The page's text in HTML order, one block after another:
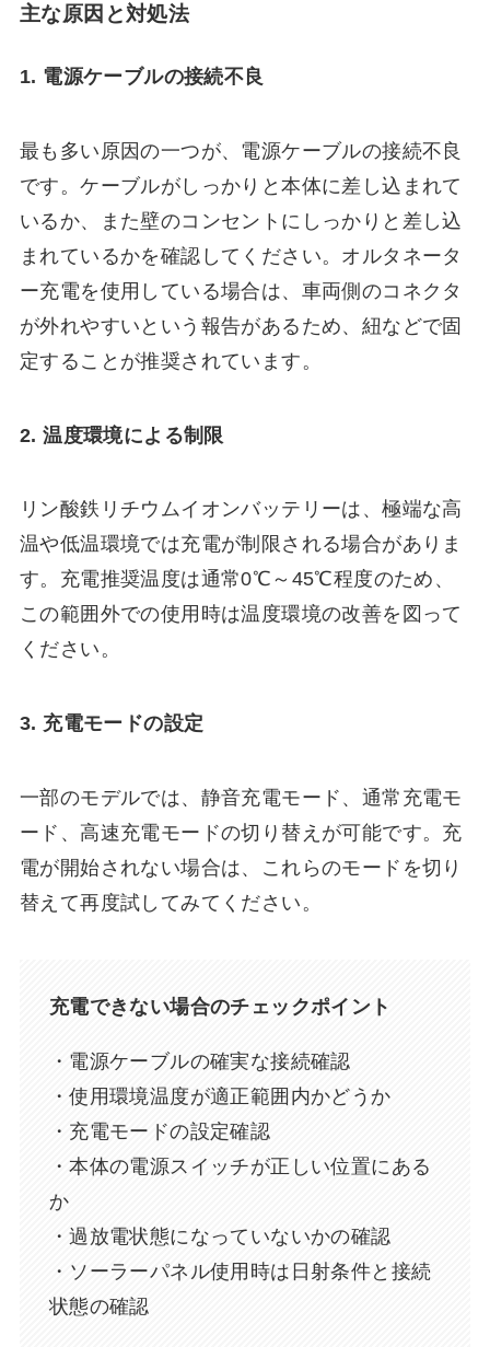
主な原因と対処法
1. 電源ケーブルの接続不良
最も多い原因の一つが、電源ケーブルの接続不良
です。ケーブルがしっかりと本体に差し込まれて
いるか、また壁のコンセントにしっかりと差し込
まれているかを確認してください。オルタネータ
ー充電を使用している場合は、車両側のコネクタ
が外れやすいという報告があるため、紐などで固
定することが推奨されています。
2. 温度環境による制限
リン酸鉄リチウムイオンバッテリーは、極端な高
温や低温環境では充電が制限される場合がありま
す。充電推奨温度は通常0℃～45℃程度のため、
この範囲外での使用時は温度環境の改善を図って
ください。
3. 充電モードの設定
一部のモデルでは、静音充電モード、通常充電モ
ード、高速充電モードの切り替えが可能です。充
電が開始されない場合は、これらのモードを切り
替えて再度試してみてください。
充電できない場合のチェックポイント
・電源ケーブルの確実な接続確認
・使用環境温度が適正範囲内かどうか
・充電モードの設定確認
・本体の電源スイッチが正しい位置にある
か
・過放電状態になっていないかの確認
・ソーラーパネル使用時は日射条件と接続
状態の確認